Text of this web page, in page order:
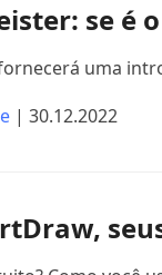
se é
uma
| 30.12.2022